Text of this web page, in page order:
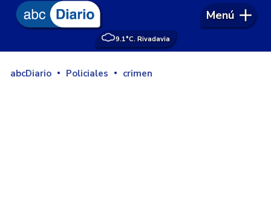
9.1°C. Rivadavia
Menú
abcDiario Policiales crimen